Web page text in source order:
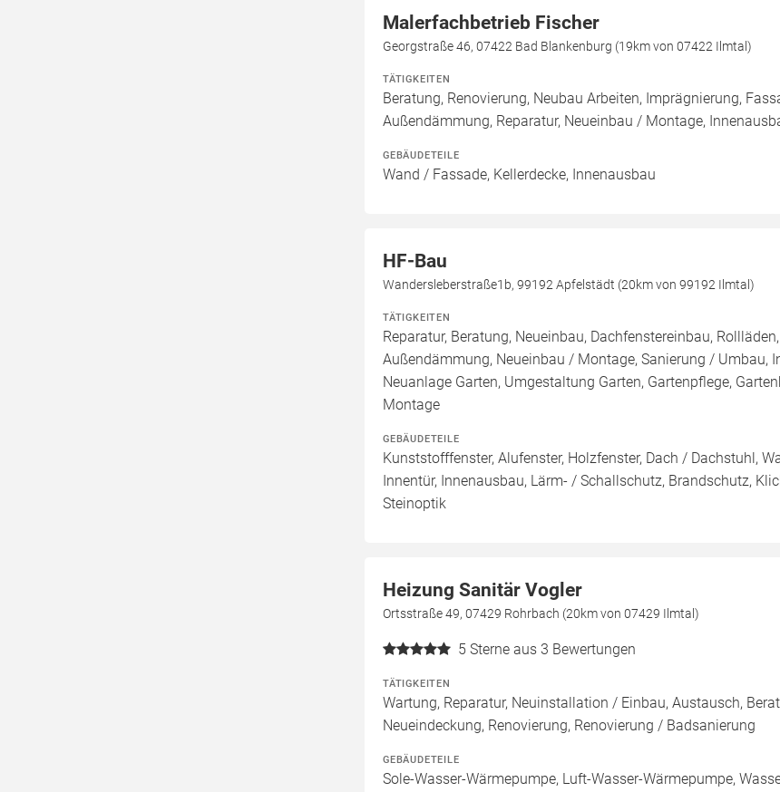
Malerfachbetrieb Fischer
Georgstraße 46, 07422 Bad Blankenburg (19km von 07422 Ilmtal)
TÄTIGKEITEN
Beratung, Renovierung, Neubau Arbeiten, Imprägnierung,
Außendämmung, Reparatur, Neueinbau / Montage,
GEBÄUDETEILE
Wand / Fassade, Kellerdecke, Innenausbau
HF-Bau
Wandersleberstraße1b, 99192 Apfelstädt (20km von 99192 Ilmtal)
TÄTIGKEITEN
Reparatur, Beratung, Neueinbau, Dachfenstereinbau,
Außendämmung, Neueinbau / Montage, Sanierung / Umbau,
Neuanlage Garten, Umgestaltung Garten, Gartenpflege,
Montage
GEBÄUDETEILE
Kunststofffenster, Alufenster, Holzfenster, Dach / Dachstuhl,
Innentür, Innenausbau, Lärm- / Schallschutz, Brandschutz,
Steinoptik
Heizung Sanitär Vogler
Ortsstraße 49, 07429 Rohrbach (20km von 07429 Ilmtal)
5 Sterne aus 3 Bewertungen
TÄTIGKEITEN
Wartung, Reparatur, Neuinstallation / Einbau, Austausch,
Neueindeckung, Renovierung, Renovierung / Badsanierung
GEBÄUDETEILE
Sole-Wasser-Wärmepumpe, Luft-Wasser-Wärmepumpe,